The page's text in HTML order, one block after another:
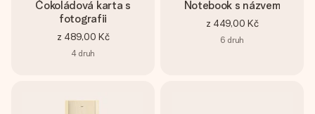
Čokoládová karta s
fotografii
z 489,00 Kč
4 druh
Notebook s názvem
z 449,00 Kč
6 druh